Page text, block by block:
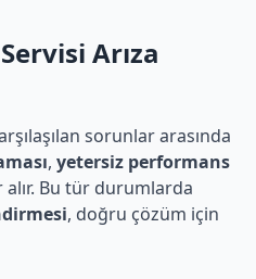
Arıza
sorunlar arasında
, yetersiz performans
alır. Bu tür durumlarda
, doğru çözüm için